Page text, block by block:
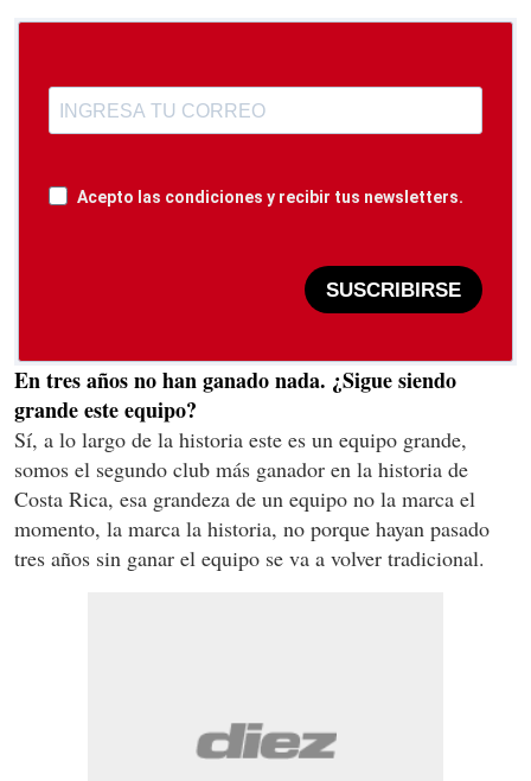
Acepto las condiciones y recibir tus newsletters.
SUSCRIBIRSE
En tres años no han ganado nada. ¿Sigue siendo
grande este equipo?
Sí, a lo largo de la historia este es un equipo grande,
somos el segundo club más ganador en la historia de
Costa Rica, esa grandeza de un equipo no la marca el
momento, la marca la historia, no porque hayan pasado
tres años sin ganar el equipo se va a volver tradicional.